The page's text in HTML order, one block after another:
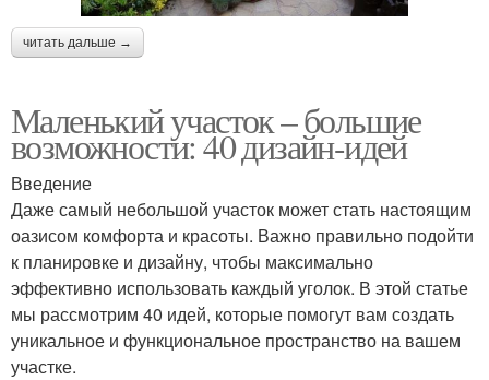
читать дальше →
Маленький участок – большие
возможности: 40 дизайн-идей
Введение
Даже самый небольшой участок может стать настоящим
оазисом комфорта и красоты. Важно правильно подойти
к планировке и дизайну, чтобы максимально
эффективно использовать каждый уголок. В этой статье
мы рассмотрим 40 идей, которые помогут вам создать
уникальное и функциональное пространство на вашем
участке.